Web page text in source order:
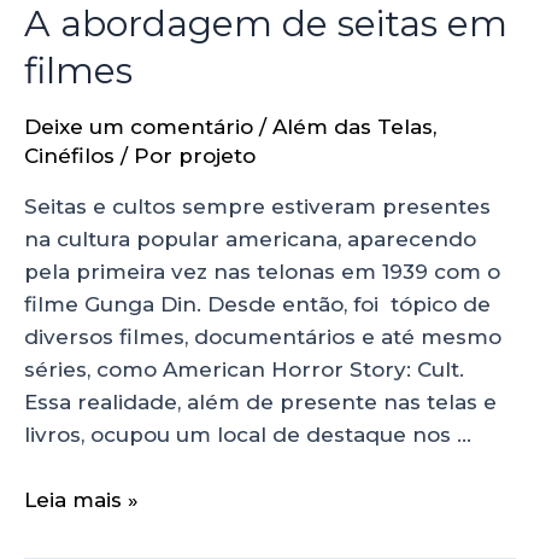
A abordagem de seitas em
filmes
Deixe um comentário / Além das Telas,
Cinéfilos / Por projeto
Seitas e cultos sempre estiveram presentes
na cultura popular americana, aparecendo
pela primeira vez nas telonas em 1939 com o
filme Gunga Din. Desde então, foi tópico de
diversos filmes, documentários e até mesmo
séries, como American Horror Story: Cult.
Essa realidade, além de presente nas telas e
livros, ocupou um local de destaque nos …
Leia mais »